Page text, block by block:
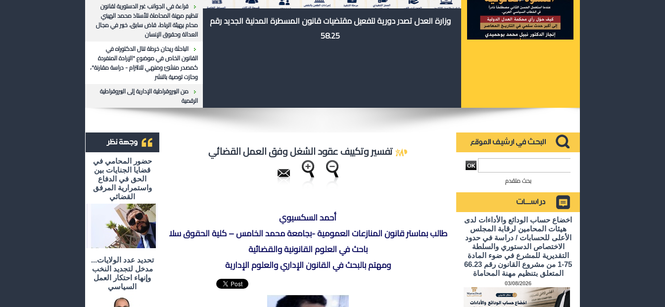
قراءة في الجوانب غير الدستورية لقانون
تنظيم مهنة المحاماة للأستاذ محمد الهيني
محام بهيئة الرباط، قاض سابق، خبير في مجال
العدالة وحقوق الإنسان
الباحثة ريحان خرطة تنال الدكتوراه في
القانون الخاص في موضوع "الإرادة المنفردة
كمصدر منشئ ومنهي للالتزام - دراسة مقارنة"،
وحازت توصية بالنشر
من البيروقراطية الإدارية إلى البيروقراطية
الرقمية
وزارة العدل تصدر دورية لتفعيل مقتضيات قانون المسطرة المدنية الجديد رقم
58.25
حضور المحامي في
قضايا الجنايات بين
الحق في الدفاع
واستمرارية المرفق
القضائي
تحديد عدد الولايات...
مدخل لتجديد النخب
وإنهاء احتكار العمل
السياسي
تفسير وتكييف عقود الشغل وفق العمل القضائي
أحمد السكسيوي
طالب بماستر قانون المنازعات العمومية -بجامعة محمد الخامس – كلية الحقوق سلا
باحث في العلوم القانونية والقضائية
ومهتم بالبحث في القانون الإداري والعلوم الإدارية
بحث متقدم
اخضاع حساب الودائع والأداءات لدى
هيئات المحامين لرقابة المجلس
الأعلى للحسابات / دراسة في حدود
الاختصاص الدستوري والسلطة
التقديرية للمشرع في ضوء المادة
75-1 من مشروع القانون رقم 66.23
المتعلق بتنظيم مهنة المحاماة
03/08/2026